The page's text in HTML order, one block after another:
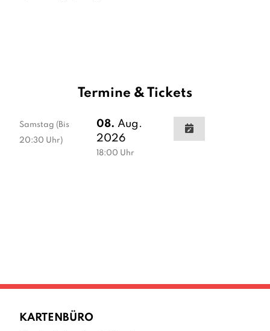
Termine & Tickets
Samstag (Bis
20:30 Uhr)
08. Aug.
2026
18:00 Uhr
KARTENBÜRO